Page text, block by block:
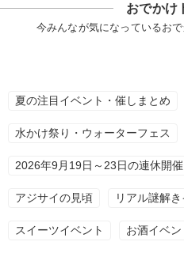
おでかけ
今みんなが気になっているお
夏の注目イベント・催しまとめ
水かけ祭り・ウォーターフェス
2026年9月19日～23日の連休開
アジサイの見頃 リアル謎解き
スイーツイベント お酒イベン